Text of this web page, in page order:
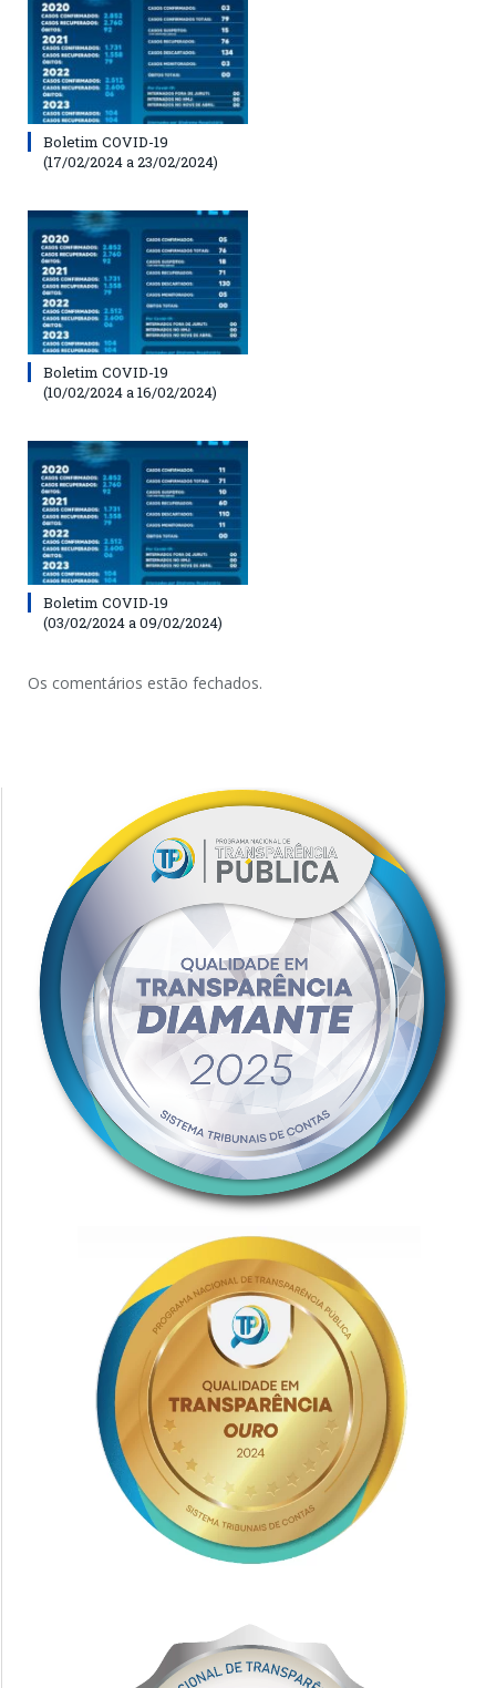
Boletim COVID-19
(17/02/2024 a 23/02/2024)
Boletim COVID-19
(10/02/2024 a 16/02/2024)
Boletim COVID-19
(03/02/2024 a 09/02/2024)
Os comentários estão fechados.